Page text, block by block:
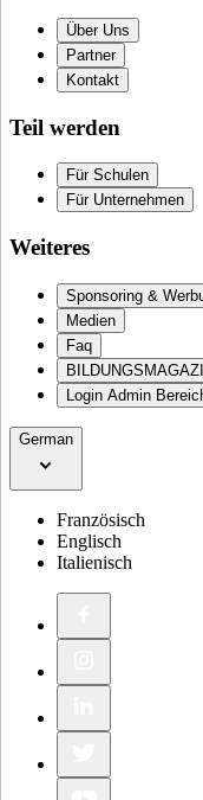
Über Uns
Partner
Kontakt
Teil werden
Für Schulen
Für Unternehmen
Weiteres
Sponsoring &
Medien
Faq
Login Admin
German
Französisch
Englisch
Italienisch